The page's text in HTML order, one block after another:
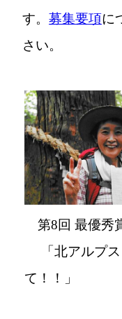
す。 募集要項に
さい。
第8回 最優秀
「北アルプス
て！！」